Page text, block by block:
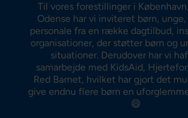
Til vores forestillinger i
Odense har vi inviteret børn,
personale fra en række dagtilbud,
organisationer, der støtter børn og
situationer. Derudover har vi
samarbejde med KidsAid,
Red Barnet, hvilket har gjort det
give endnu flere børn en
😄